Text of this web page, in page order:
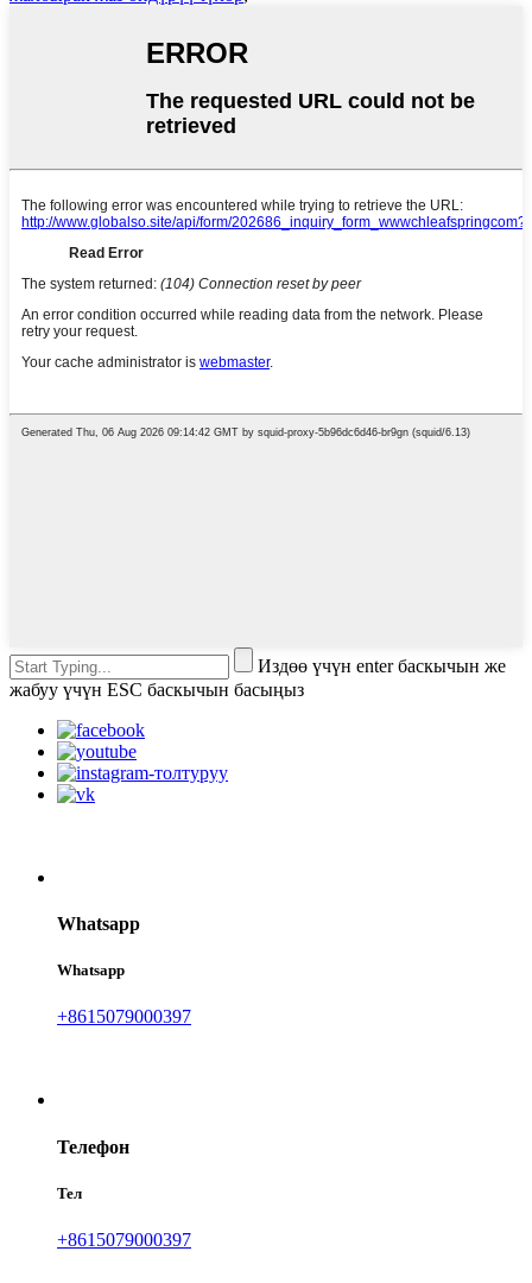
Издөө үчүн enter баскычын же
жабуу үчүн ESC баскычын басыңыз
Whatsapp
Whatsapp
+8615079000397
Телефон
Тел
+8615079000397